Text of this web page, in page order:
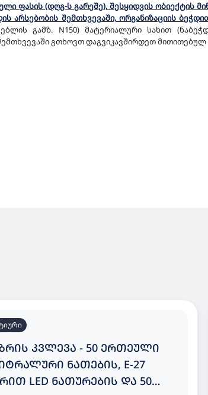
ფასის (დღგ-ს გარეშე), შესყიდვის ობიექტის
არსებობის შემთხვევაში, ორგანიზაციის
გამზ. N150) მატერიალური სახით
გთხოვთ დაგვიკავშირდეთ მითითებულ
ᲙᲕᲚᲔᲕᲐ - 50 ᲔᲠᲗᲔᲣᲚᲘ
ᲜᲐᲗᲔᲑᲘᲡ, E-27
LED ᲜᲐᲗᲣᲠᲔᲑᲘᲡ ᲓᲐ 50